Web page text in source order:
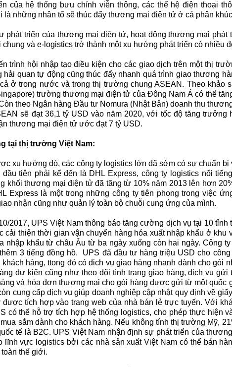
của hệ thống bưu chính viễn thông, các thế hệ điện thoại
là những nhân tố sẽ thúc đẩy thương mại điện tử ở cả phân
phát triển của thương mại điện tử, hoạt động thương mại phát
chung và e-logistics trở thành một xu hướng phát triển có nhiều
trình hội nhập tạo điều kiện cho các giao dịch trên một thị
hải quan tự động cũng thúc đẩy nhanh quá trình giao thương
ở trong nước và trong thị trường chung ASEAN. Theo khảo
trường thương mại điện tử của Đông Nam Á có thể
theo Ngân hàng Đầu tư Nomura (Nhật Bản) doanh thu
sẽ đạt 36,1 tỷ USD vào năm 2020, với tốc độ tăng trưởng
thương mại điện tử ước đạt 7 tỷ USD.
tại thị trường Việt Nam:
xu hướng đó, các công ty logistics lớn đã sớm có sự chuẩn
đầu tiên phải kể đến là DHL Express, công ty logistics nổi
khối thương mại điện tử đã tăng từ 10% năm 2013 lên hơn
Express là một trong những công ty tiên phong trong việc
nhận cũng như quản lý toàn bộ chuỗi cung ứng của mình.
2017, UPS Việt Nam thông báo tăng cường dịch vụ tại 10 tỉnh
cải thiện thời gian vận chuyển hàng hóa xuất nhập khẩu ở khu
nhập khẩu từ châu Âu từ ba ngày xuống còn hai ngày. Công
3 tiếng đồng hồ. UPS đã đầu tư hàng triệu USD cho
hàng, ttong đó có dịch vụ giao hàng nhanh dành cho gói
dự kiến cũng như theo dõi tình trạng giao hàng, dịch vụ gửi
và hóa đơn thương mại cho gói hàng được gửi từ một quốc
cung cấp dịch vụ giúp doanh nghiệp cập nhật quy định về
được tích hợp vào trang web của nhà bán lẻ trực tuyến. Với
có thể hỗ trợ tích hợp hệ thống logistics, cho phép thực hiện
sắm dành cho khách hàng. Nếu không tính thị trường Mỹ,
tế là B2C. UPS Việt Nam nhận định sự phát triển của
lĩnh vực logistics bởi các nhà sản xuất Việt Nam có thể bán
thế giới.